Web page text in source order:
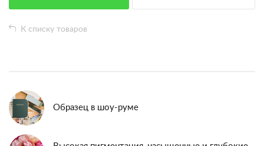
К списку товаров
Образец в шоу-руме